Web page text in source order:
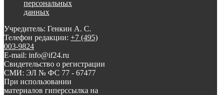
персональных
данных
Учредитель: Генкин А. С.
Телефон редакции: +7 (495)
003-9824
E-mail: info@if24.ru
Свидетельство о регистрации
СМИ: ЭЛ № ФС 77 - 67477
При использовании
материалов гиперссылка на